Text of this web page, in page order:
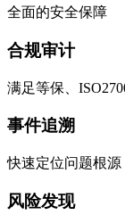
全面的安全保障
合规审计
满足等保、
事件追溯
快速定位问题根
风险发现